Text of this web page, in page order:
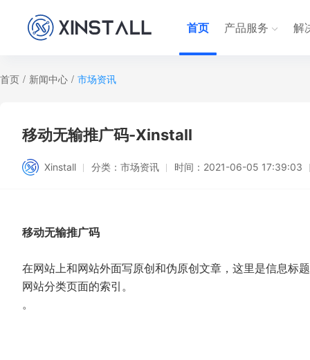
首页 产品服务 解
首页 / 新闻中心 / 市场资讯
移动无输推广码-Xinstall
Xinstall 分类： 市场资讯 时间： 2021-06-05 17:39:03
移动无输推广码
在网站上和网站外面写原创和伪原创文章，这里是信息标
网站分类页面的索引。
。